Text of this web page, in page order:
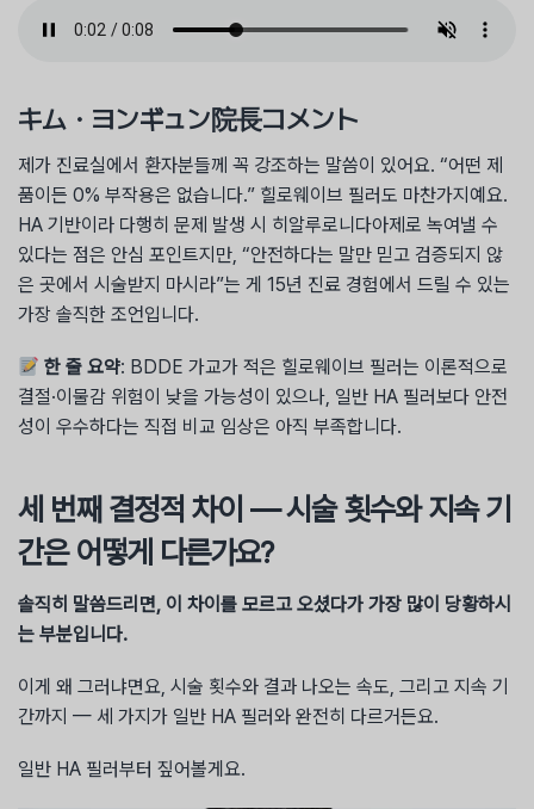
キム・ヨンギュン院長コメント
제가 진료실에서 환자분들께 꼭 강조하는 말씀이 있어요. “어떤 제
품이든 0% 부작용은 없습니다.” 힐로웨이브 필러도 마찬가지예요.
HA 기반이라 다행히 문제 발생 시 히알루로니다아제로 녹여낼 수
있다는 점은 안심 포인트지만, “안전하다는 말만 믿고 검증되지 않
은 곳에서 시술받지 마시라”는 게 15년 진료 경험에서 드릴 수 있는
가장 솔직한 조언입니다.
한 줄 요약: BDDE 가교가 적은 힐로웨이브 필러는 이론적으로
결절·이물감 위험이 낮을 가능성이 있으나, 일반 HA 필러보다 안전
성이 우수하다는 직접 비교 임상은 아직 부족합니다.
세 번째 결정적 차이 — 시술 횟수와 지속 기
간은 어떻게 다른가요?
솔직히 말씀드리면, 이 차이를 모르고 오셨다가 가장 많이 당황하시
는 부분입니다.
이게 왜 그러냐면요, 시술 횟수와 결과 나오는 속도, 그리고 지속 기
간까지 — 세 가지가 일반 HA 필러와 완전히 다르거든요.
일반 HA 필러부터 짚어볼게요.